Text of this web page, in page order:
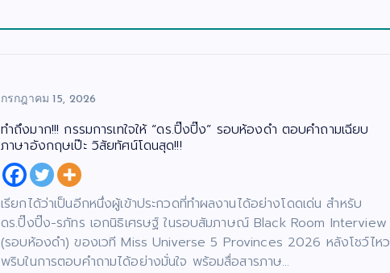
กรกฎาคม 15, 2026
ทำถึงมาก!!! กรรมการเทใจให้ “ดร.ปิ๊งปิ๊ง” รอบห้องดำ ตอบคำถามเฉียบ
ภาษาอังกฤษเป๊ะ วิสัยทัศน์โดนสุด!!!
เรียกได้ว่าเป็นอีกหนึ่งผู้เข้าประกวดที่ทำผลงานได้อย่างโดดเด่น สำหรับ
ดร.ปิ๊งปิ๊ง-รภัทร เอกนิธิเศรษฐ์ ในรอบสัมภาษณ์ Black Room Interview
(รอบห้องดำ) ของเวที Miss Universe 5 Provinces 2026 หลังโชว์ไหว
พริบในการตอบคำถามได้อย่างมั่นใจ พร้อมสื่อสารภาษ…